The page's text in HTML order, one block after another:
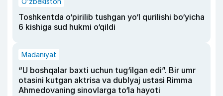
Toshkentda o‘pirilib tushgan yo‘l qurilishi bo‘yicha
6 kishiga sud hukmi o‘qildi
Madaniyat
“U boshqalar baxti uchun tug‘ilgan edi”. Bir umr
otasini kutgan aktrisa va dublyaj ustasi Rimma
Ahmedovaning sinovlarga to‘la hayoti